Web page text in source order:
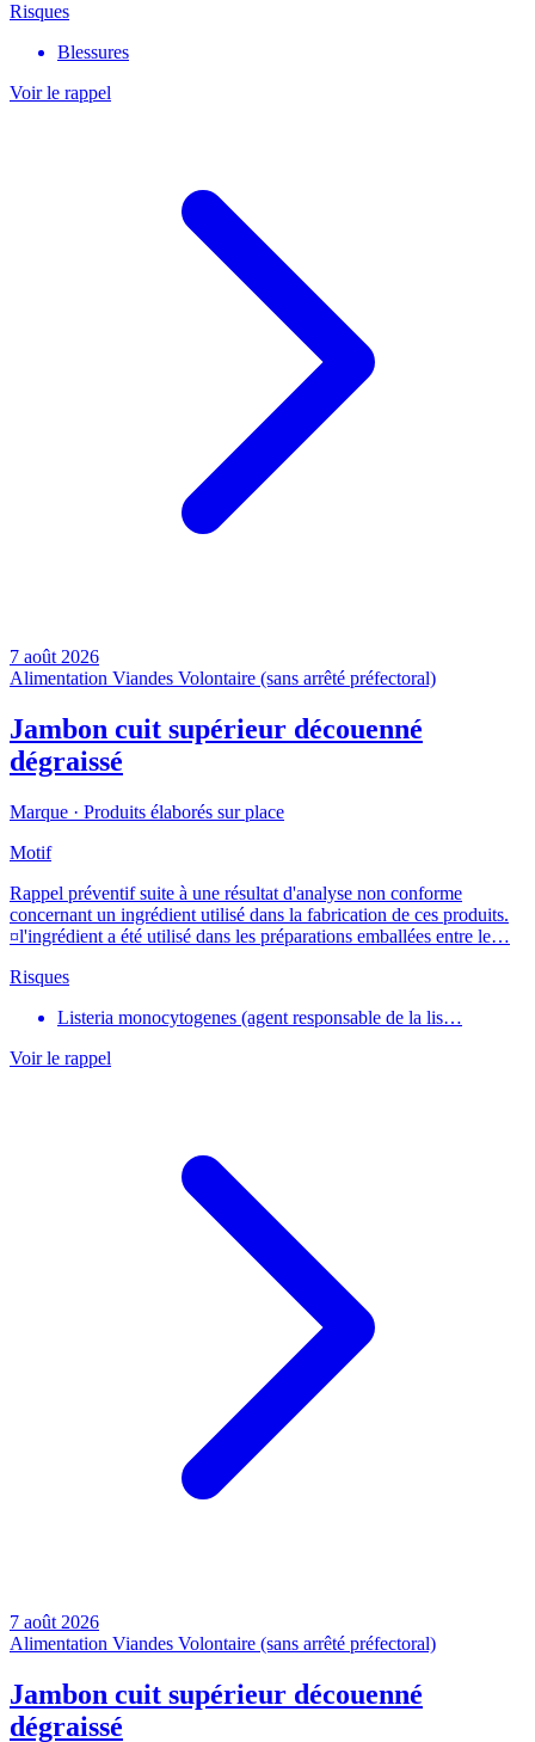
Risques
Blessures
Voir le rappel
7 août 2026
Alimentation Viandes Volontaire (sans arrêté préfectoral)
Jambon cuit supérieur découenné
dégraissé
Marque · Produits élaborés sur place
Motif
Rappel préventif suite à une résultat d'analyse non conforme
concernant un ingrédient utilisé dans la fabrication de ces produits.
¤l'ingrédient a été utilisé dans les préparations emballées entre le…
Risques
Listeria monocytogenes (agent responsable de la lis…
Voir le rappel
7 août 2026
Alimentation Viandes Volontaire (sans arrêté préfectoral)
Jambon cuit supérieur découenné
dégraissé